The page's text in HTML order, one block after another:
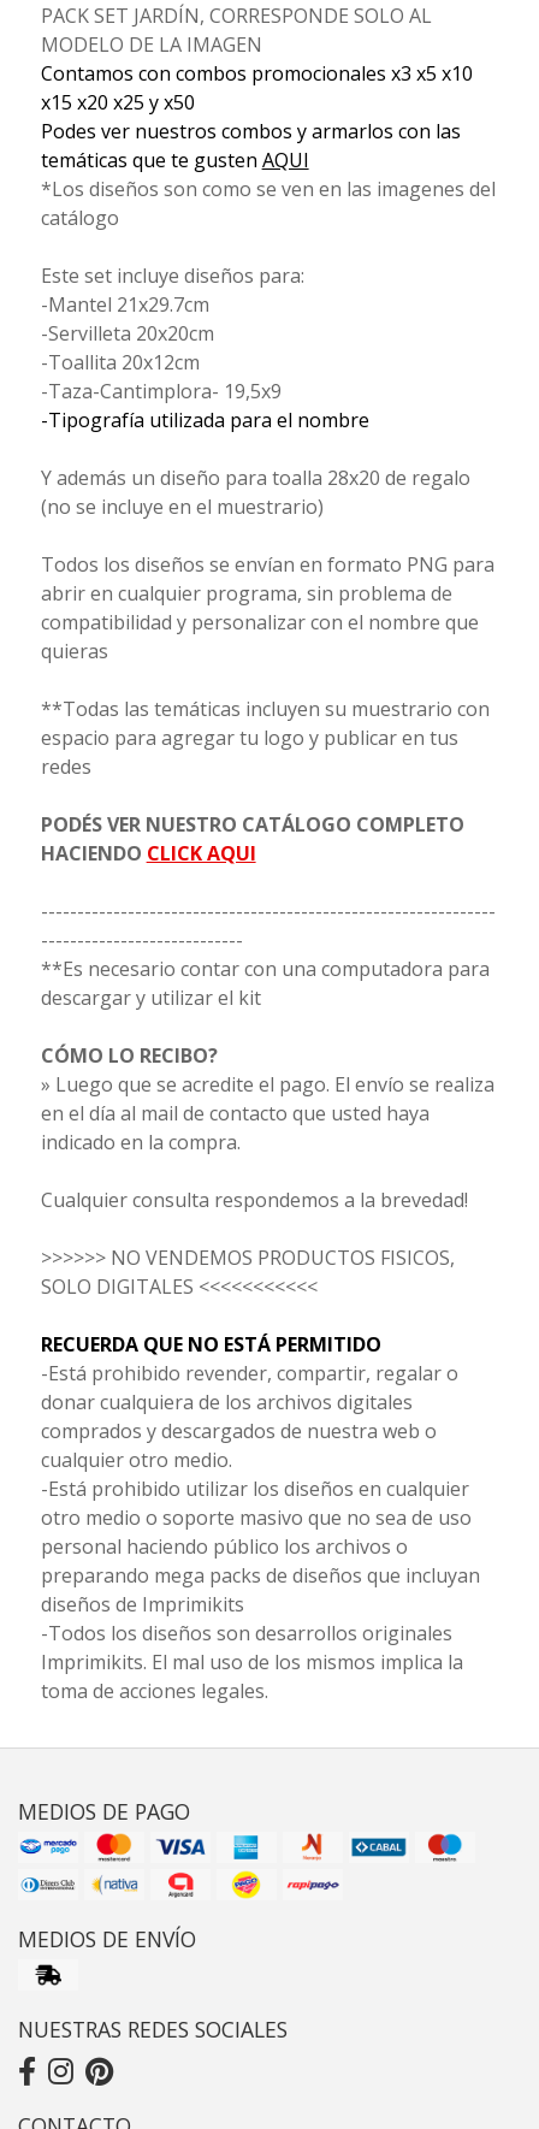
PACK SET JARDÍN, CORRESPONDE SOLO AL
MODELO DE LA IMAGEN
Contamos con combos promocionales x3 x5 x10
x15 x20 x25 y x50
Podes ver nuestros combos y armarlos con las
temáticas que te gusten AQUI
*Los diseños son como se ven en las imagenes del
catálogo
Este set incluye diseños para:
-Mantel 21x29.7cm
-Servilleta 20x20cm
-Toallita 20x12cm
-Taza-Cantimplora- 19,5x9
-Tipografía utilizada para el nombre
Y además un diseño para toalla 28x20 de regalo
(no se incluye en el muestrario)
Todos los diseños se envían en formato PNG para
abrir en cualquier programa, sin problema de
compatibilidad y personalizar con el nombre que
quieras
**Todas las temáticas incluyen su muestrario con
espacio para agregar tu logo y publicar en tus
redes
PODÉS VER NUESTRO CATÁLOGO COMPLETO
HACIENDO CLICK AQUI
---------------------------------------------------------------
----------------------------
**Es necesario contar con una computadora para
descargar y utilizar el kit
CÓMO LO RECIBO?
» Luego que se acredite el pago. El envío se realiza
en el día al mail de contacto que usted haya
indicado en la compra.
Cualquier consulta respondemos a la brevedad!
>>>>>> NO VENDEMOS PRODUCTOS FISICOS,
SOLO DIGITALES <<<<<<<<<<<
RECUERDA QUE NO ESTÁ PERMITIDO
-Está prohibido revender, compartir, regalar o
donar cualquiera de los archivos digitales
comprados y descargados de nuestra web o
cualquier otro medio.
-Está prohibido utilizar los diseños en cualquier
otro medio o soporte masivo que no sea de uso
personal haciendo público los archivos o
preparando mega packs de diseños que incluyan
diseños de Imprimikits
-Todos los diseños son desarrollos originales
Imprimikits. El mal uso de los mismos implica la
toma de acciones legales.
MEDIOS DE PAGO
MEDIOS DE ENVÍO
NUESTRAS REDES SOCIALES